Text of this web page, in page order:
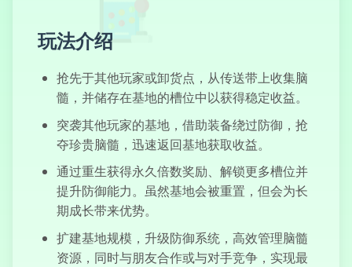
坦克竞技场
我不是机器人
骑上顶
玩法介绍
抢先于其他玩家或卸货点，从传送带上收集脑
髓，并储存在基地的槽位中以获得稳定收益。
突袭其他玩家的基地，借助装备绕过防御，抢
夺珍贵脑髓，迅速返回基地获取收益。
通过重生获得永久倍数奖励、解锁更多槽位并
提升防御能力。虽然基地会被重置，但会为长
期成长带来优势。
扩建基地规模，升级防御系统，高效管理脑髓
资源，同时与朋友合作或与对手竞争，实现最